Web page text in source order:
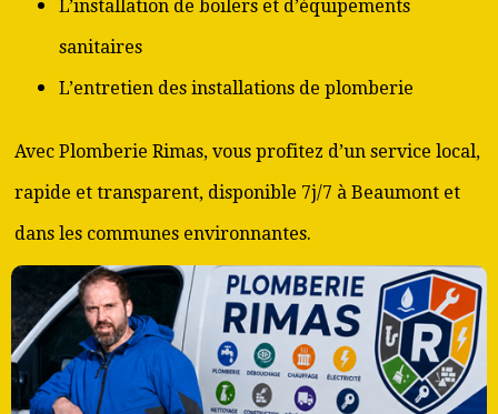
L’installation de boilers et d’équipements
sanitaires
L’entretien des installations de plomberie
Avec Plomberie Rimas, vous profitez d’un service local,
rapide et transparent, disponible 7j/7 à Beaumont et
dans les communes environnantes.